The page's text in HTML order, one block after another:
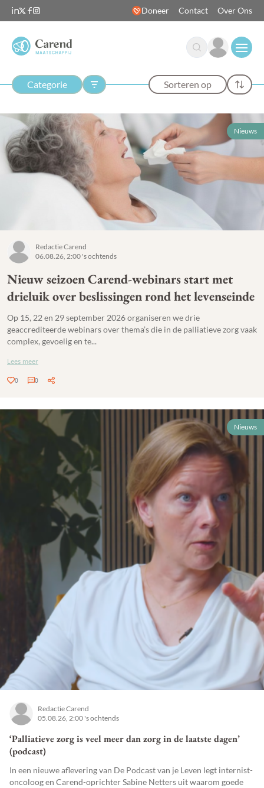
Doneer Contact Over Ons
Categorie Sorteren op
Nieuws
Redactie Carend
06.08.26, 2:00 's ochtends
Nieuw seizoen Carend-webinars start met
drieluik over beslissingen rond het levenseinde
Op 15, 22 en 29 september 2026 organiseren we drie
geaccrediteerde webinars over thema’s die in de palliatieve zorg vaak
complex, gevoelig en te...
Lees meer
0 0
Nieuws
Redactie Carend
05.08.26, 2:00 's ochtends
‘Palliatieve zorg is veel meer dan zorg in de laatste dagen’
(podcast)
In een nieuwe aflevering van De Podcast van je Leven legt internist-
oncoloog en Carend-oprichter Sabine Netters uit waarom goede